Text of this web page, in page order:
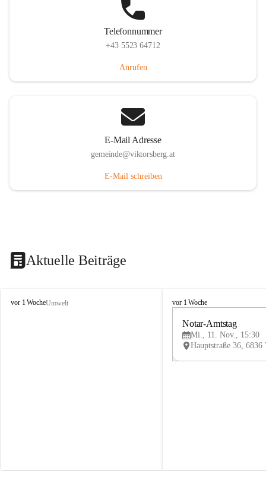
Telefonnummer
+43 5523 64712
Anrufen
E-Mail Adresse
gemeinde@viktorsberg.at
E-Mail schreiben
Aktuelle Beiträge
V
vor 1 WocheUmwelt
V
vor 1 Woche
Notar-Amtstag
Mi., 11. Nov., 15:30